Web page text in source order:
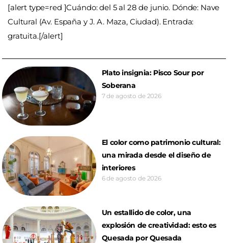
Zoológico de Mendoza.
Mendoza, mayo de 2014.
[alert type=red ]Cuándo: del 5 al 28 de junio. Dónde: Nave
Cultural (Av. España y J. A. Maza, Ciudad). Entrada:
gratuita.[/alert]
Plato insignia: Pisco Sour por
Soberana
7 de agosto de 2026
El color como patrimonio cultural:
una mirada desde el diseño de
interiores
6 de agosto de 2026
Un estallido de color, una
explosión de creatividad: esto es
Quesada por Quesada